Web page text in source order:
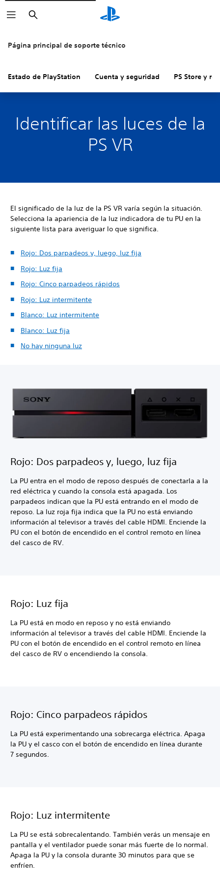
Buscar
Página principal de soporte técnico
Estado de PlayStation Cuenta y seguridad PS Store y
Identificar las luces de la
PS VR
El significado de la luz de la PS VR varía según la situación.
Selecciona la apariencia de la luz indicadora de tu PU en la
siguiente lista para averiguar lo que significa.
Rojo: Dos parpadeos y, luego, luz fija
Rojo: Luz fija
Rojo: Cinco parpadeos rápidos
Rojo: Luz intermitente
Blanco: Luz intermitente
Blanco: Luz fija
No hay ninguna luz
Rojo: Dos parpadeos y, luego, luz fija
La PU entra en el modo de reposo después de conectarla a la
red eléctrica y cuando la consola está apagada. Los
parpadeos indican que la PU está entrando en el modo de
reposo. La luz roja fija indica que la PU no está enviando
información al televisor a través del cable HDMI. Enciende la
PU con el botón de encendido en el control remoto en línea
del casco de RV.
Rojo: Luz fija
La PU está en modo en reposo y no está enviando
información al televisor a través del cable HDMI. Enciende la
PU con el botón de encendido en el control remoto en línea
del casco de RV o encendiendo la consola.
Rojo: Cinco parpadeos rápidos
La PU está experimentando una sobrecarga eléctrica. Apaga
la PU y el casco con el botón de encendido en línea durante
7 segundos.
Rojo: Luz intermitente
La PU se está sobrecalentando. También verás un mensaje en
pantalla y el ventilador puede sonar más fuerte de lo normal.
Apaga la PU y la consola durante 30 minutos para que se
enfríen.